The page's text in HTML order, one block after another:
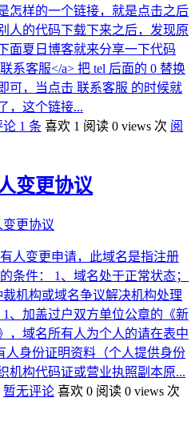
怎样的一个链接，就是点击之后
人的代码下载下来之后，发现原
面夏日博客就来分享一下代码
系客服</a> 把 tel 后面的 0 替换
可，当点击 联系客服 的时候就
，这个链接...
论 1 条 喜欢 1 阅读 0 views 次 阅
变更协议
人变更申请，此域名是指注册
条件： 1、域名处于正常状态；
机构或域名争议解决机构处理
、加盖过户双方单位公章的《新
，域名所有人为个人的请在表中
人身份证明资料（个人提供身份
机构代码证或营业执照副本原...
暂无评论 喜欢 0 阅读 0 views 次